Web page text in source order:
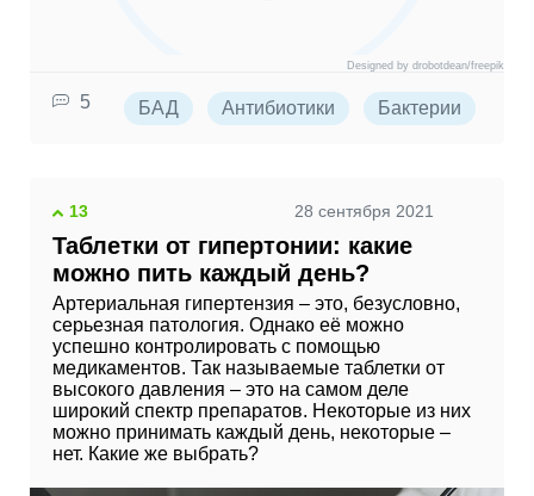
Designed by drobotdean/freepik
5 БАД Антибиотики Бактерии
13 28 сентября 2021
Таблетки от гипертонии: какие
можно пить каждый день?
Артериальная гипертензия – это, безусловно,
серьезная патология. Однако её можно
успешно контролировать с помощью
медикаментов. Так называемые таблетки от
высокого давления – это на самом деле
широкий спектр препаратов. Некоторые из них
можно принимать каждый день, некоторые –
нет. Какие же выбрать?